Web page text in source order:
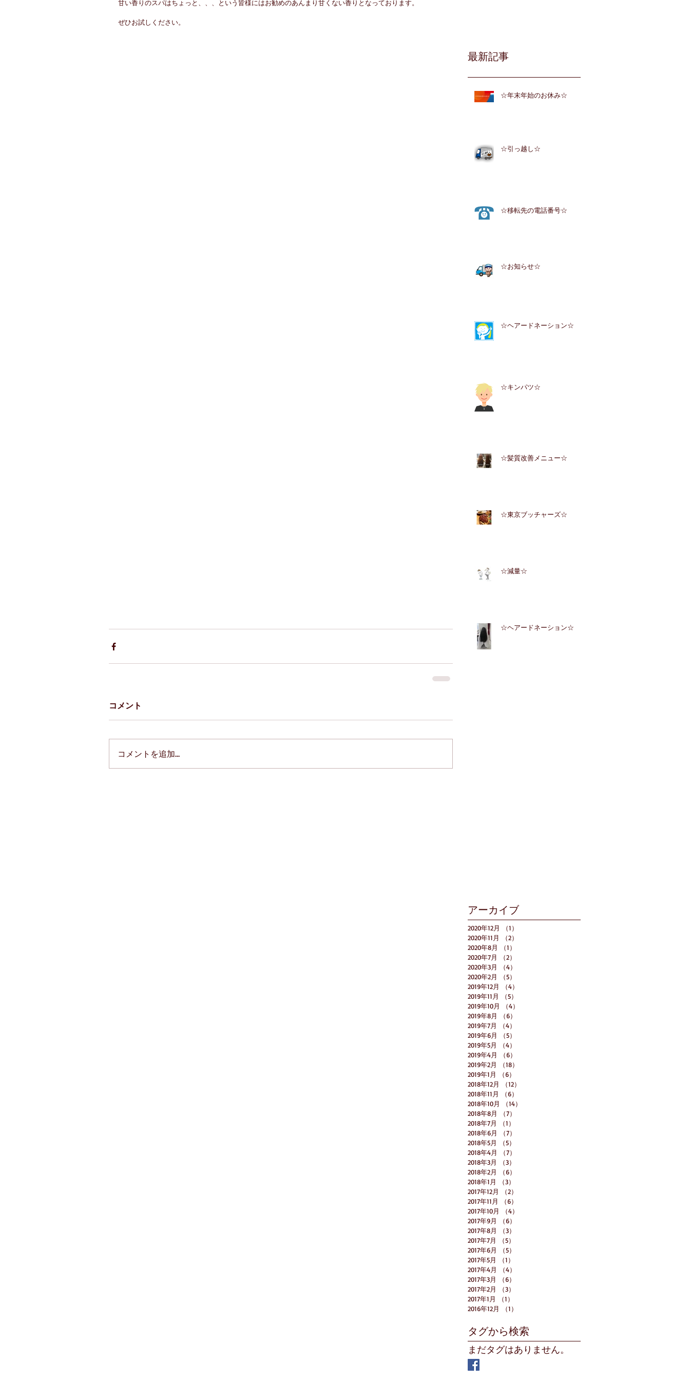
甘い香りのスパはちょっと、、、という皆様にはお勧めのあんまり甘くない香りとなっております。
ぜひお試しください。
コメント
コメントを追加…
最新記事
☆年末年始のお休み☆
☆引っ越し☆
☆移転先の電話番号☆
☆お知らせ☆
☆ヘアードネーション☆
☆キンパツ☆
☆髪質改善メニュー☆
☆東京ブッチャーズ☆
☆減量☆
☆ヘアードネーション☆
アーカイブ
2020年12月 （1）
2020年11月
（2）
2020年8月
（1）
2020年7月
（2）
2020年3月
（4）
2020年2月
（5）
2019年12月
（4）
2019年11月
（5）
2019年10月
（4）
2019年8月
（6）
2019年7月
（4）
2019年6月
（5）
2019年5月
（4）
2019年4月
（6）
2019年2月
（18）
2019年1月
（6）
2018年12月
（12）
2018年11月
（6）
2018年10月
（14）
2018年8月
（7）
2018年7月
（1）
2018年6月
（7）
2018年5月
（5）
2018年4月
（7）
2018年3月
（3）
2018年2月
（6）
2018年1月
（3）
2017年12月
（2）
2017年11月
（6）
2017年10月
（4）
2017年9月
（6）
2017年8月
（3）
2017年7月
（5）
2017年6月
（5）
2017年5月
（1）
2017年4月
（4）
2017年3月
（6）
2017年2月
（3）
2017年1月
（1）
2016年12月
（1）
タグから検索
まだタグはありません。